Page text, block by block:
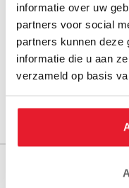
informatie over uw
partners voor social
partners kunnen deze
informatie die u aan
verzameld op basis
Pantalon
€21.30
GRATIS
m.u.v. grote en